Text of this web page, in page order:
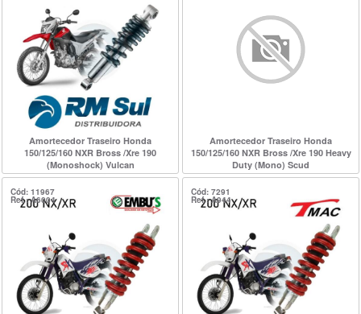
Amortecedor Traseiro Honda
150/125/160 NXR Bross /Xre 190
(Monoshock) Vulcan
Amortecedor Traseiro Honda
150/125/160 NXR Bross /Xre 190 Heavy
Duty (Mono) Scud
Cód: 11967
Ref.: A6004
Cód: 7291
Ref.: A944